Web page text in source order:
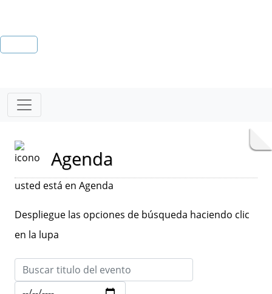
Agenda
usted está en Agenda
Despliegue las opciones de búsqueda haciendo clic
en la lupa